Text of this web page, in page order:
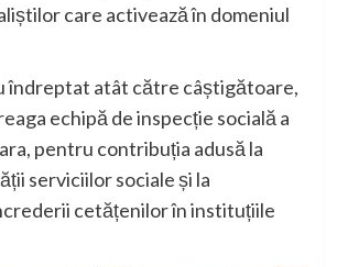
care activează în domeniul
îndreptat atât către câștigătoare,
echipă de inspecție socială a
pentru contribuția adusă la
serviciilor sociale și la
cetățenilor în instituțiile